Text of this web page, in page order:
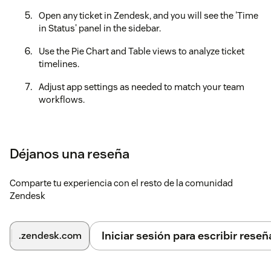
Open any ticket in Zendesk, and you will see the 'Time
in Status' panel in the sidebar.
Use the Pie Chart and Table views to analyze ticket
timelines.
Adjust app settings as needed to match your team
workflows.
Déjanos una reseña
Comparte tu experiencia con el resto de la comunidad
Zendesk
.zendesk.com Iniciar sesión para escribir